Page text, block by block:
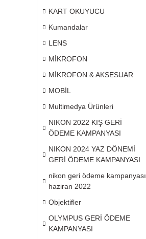
KART OKUYUCU
Kumandalar
LENS
MİKROFON
MİKROFON & AKSESUAR
MOBİL
Multimedya Ürünleri
NIKON 2022 KIŞ GERİ
ÖDEME KAMPANYASI
NIKON 2024 YAZ DÖNEMİ
GERİ ÖDEME KAMPANYASI
nikon geri ödeme kampanyası
haziran 2022
Objektifler
OLYMPUS GERİ ÖDEME
KAMPANYASI